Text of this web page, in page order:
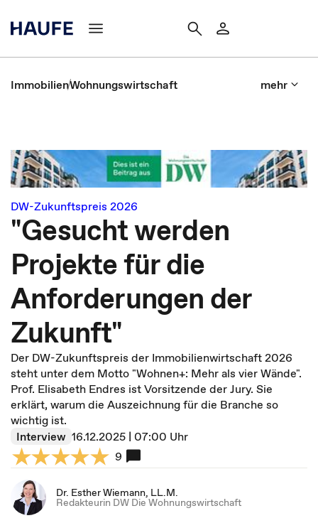
ImmobilienWohnungswirtschaft mehr
DW-Zukunftspreis 2026
"Gesucht werden
Projekte für die
Anforderungen der
Zukunft"
Der DW-Zukunftspreis der Immobilienwirtschaft 2026
steht unter dem Motto "Wohnen+: Mehr als vier Wände".
Prof. Elisabeth Endres ist Vorsitzende der Jury. Sie
erklärt, warum die Auszeichnung für die Branche so
wichtig ist.
Interview 16.12.2025 | 07:00 Uhr
9
Dr. Esther Wiemann, LL.M.
Redakteurin DW Die Wohnungswirtschaft